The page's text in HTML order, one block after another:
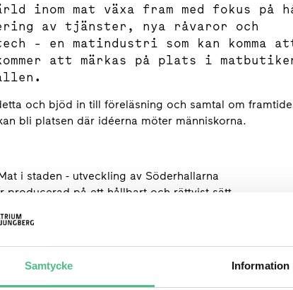
Samtycke Information
inom mat växa fram med fokus på
av tjänster, nya råvaror och
- en matindustri som kan komma
att märkas på plats i
och bjöd in till föreläsning och samtal om
bli platsen där idéerna möter människorna.
i staden - utveckling av Söderhallarna
producerad på ett hållbart och rättvist sätt
genom tiderna – en historisk resa
att minska matsvinnet
hemmakockar